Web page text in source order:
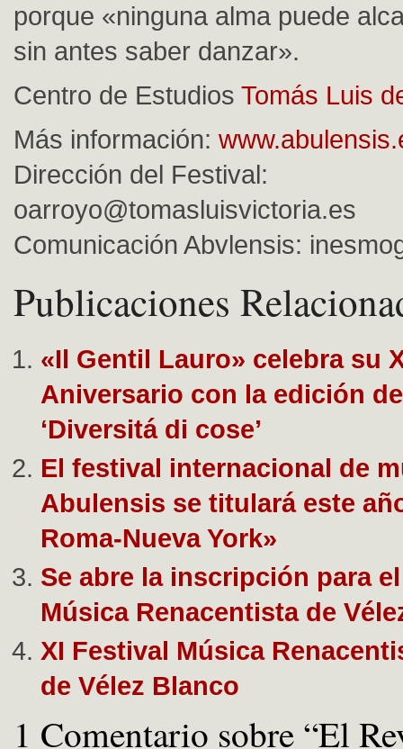
porque «ninguna alma puede
sin antes saber danzar».
Centro de Estudios Tomás Luis
Más información:
Dirección del Festival:
oarroyo@tomasluisvictoria.es
Comunicación Abvlensis:
Publicaciones
«Il Gentil Lauro» celebra su
Aniversario con la edición
‘Diversitá di cose’
El festival internacional de
Abulensis se titulará este
Roma-Nueva York»
Se abre la inscripción para
Música Renacentista de
XI Festival Música
de Vélez Blanco
1 Comentario sobre “El